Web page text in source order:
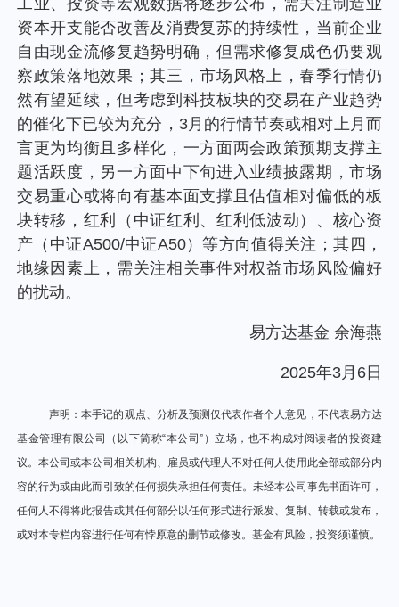
English
工业、投资等宏观数据将逐步公布，需关注制造业
资本开支能否改善及消费复苏的持续性，当前企业
自由现金流修复趋势明确，但需求修复成色仍要观
察政策落地效果；其三，市场风格上，春季行情仍
然有望延续，但考虑到科技板块的交易在产业趋势
的催化下已较为充分，3月的行情节奏或相对上月而
言更为均衡且多样化，一方面两会政策预期支撑主
题活跃度，另一方面中下旬进入业绩披露期，市场
交易重心或将向有基本面支撑且估值相对偏低的板
块转移，红利（中证红利、红利低波动）、核心资
产（中证A500/中证A50）等方向值得关注；其四，
地缘因素上，需关注相关事件对权益市场风险偏好
的扰动。
易方达基金 余海燕
2025年3月6日
声明：本手记的观点、分析及预测仅代表作者个人意见，不代表易方达
基金管理有限公司（以下简称“本公司”）立场，也不构成对阅读者的投资建
议。本公司或本公司相关机构、雇员或代理人不对任何人使用此全部或部分内
容的行为或由此而引致的任何损失承担任何责任。未经本公司事先书面许可，
任何人不得将此报告或其任何部分以任何形式进行派发、复制、转载或发布，
或对本专栏内容进行任何有悖原意的删节或修改。基金有风险，投资须谨慎。